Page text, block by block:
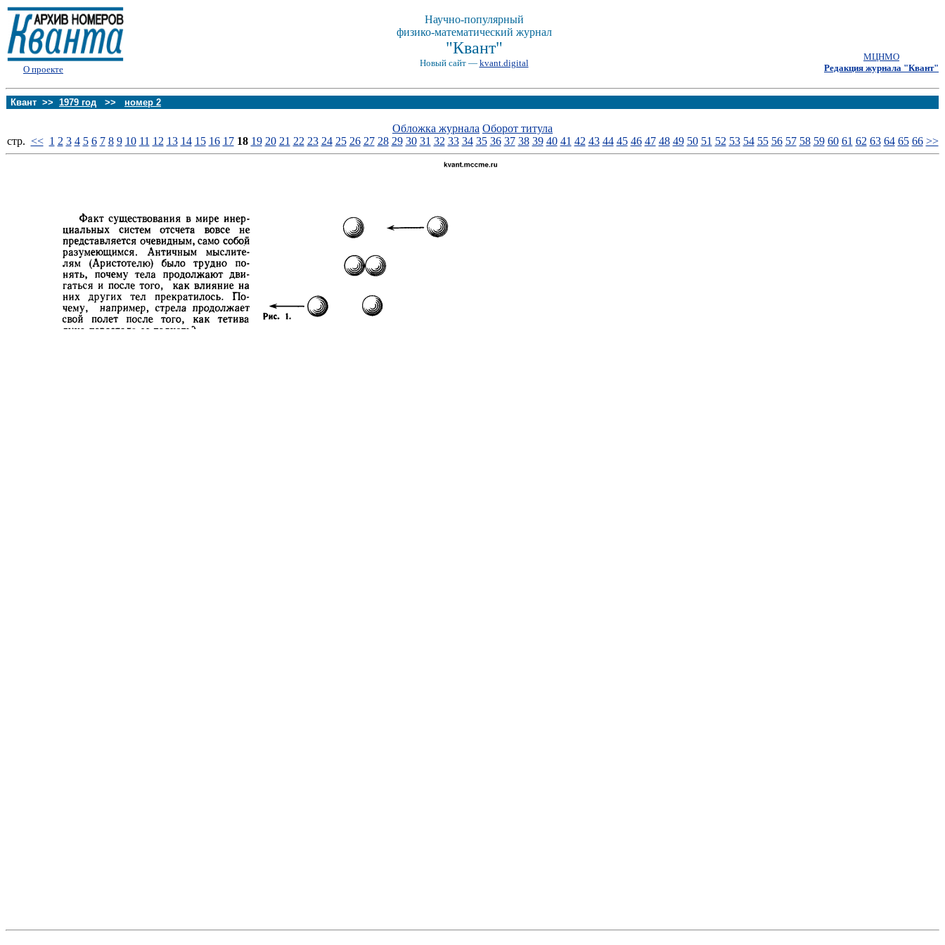
О проекте
Научно-популярный
физико-математический журнал
"Квант"
Новый сайт — kvant.digital
МЦНМО
Редакция журнала "Квант"
Квант >> 1979 год >> номер 2
Обложка журнала Оборот титула
стp. << 1 2 3 4 5 6 7 8 9 10 11 12 13 14 15 16 17 18 19 20 21 22 23 24 25 26 27 28 29 30 31 32 33 34 35 36 37 38 39 40 41 42 43 44 45 46 47 48 49 50 51 52 53 54 55 56 57 58 59 60 61 62 63 64 65 66 >>